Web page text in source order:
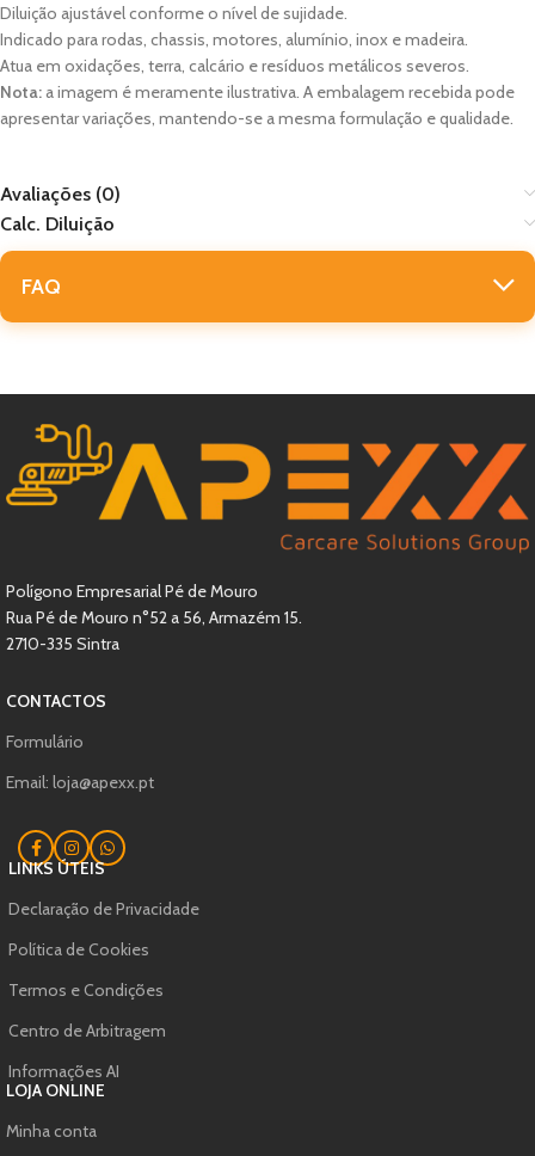
Diluição ajustável conforme o nível de sujidade.
Indicado para rodas, chassis, motores, alumínio, inox e madeira.
Atua em oxidações, terra, calcário e resíduos metálicos severos.
Nota: a imagem é meramente ilustrativa. A embalagem recebida pode
apresentar variações, mantendo-se a mesma formulação e qualidade.
Avaliações (0)
Calc. Diluição
FAQ
Polígono Empresarial Pé de Mouro
Rua Pé de Mouro n°52 a 56, Armazém 15.
2710-335 Sintra
CONTACTOS
Formulário
Email: loja@apexx.pt
LINKS ÚTEIS
Declaração de Privacidade
Política de Cookies
Termos e Condições
Centro de Arbitragem
Informações AI
LOJA ONLINE
Minha conta